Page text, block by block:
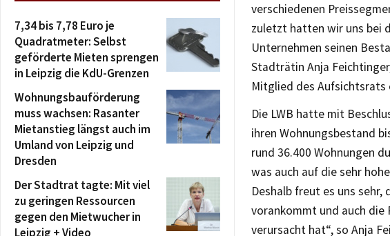
verschiedenen
zuletzt hatten wir uns bei
Unternehmen seinen
Stadträtin Anja
Mitglied des Aufsichtsrats
Die LWB hatte mit
ihren Wohnungsbestand
rund 36.400 Wohnungen
was auch auf die sehr
Deshalb freut es uns
vorankommt und auch
verursacht hat“, so Anja
7,34 bis 7,78 Euro je
Quadratmeter: Selbst
geförderte Mieten sprengen
in Leipzig die KdU-Grenzen
Wohnungsbauförderung
muss wachsen: Rasanter
Mietanstieg längst auch im
Umland von Leipzig und
Dresden
Der Stadtrat tagte: Mit viel
zu geringen Ressourcen
gegen den Mietwucher in
Leipzig + Video